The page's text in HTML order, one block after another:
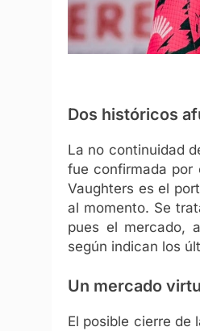
Dos históricos
La no continuidad
fue confirmada por
Vaughters es el
al momento. Se
pues el mercado,
según indican los
Un mercado
El posible cierre de